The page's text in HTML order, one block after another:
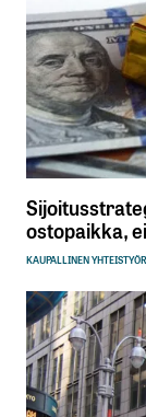
ostopaikka,
KAUPALLINEN YHTEISTYÖ